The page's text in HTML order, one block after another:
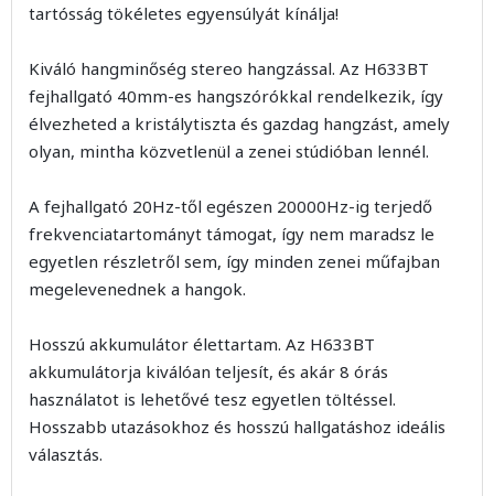
tartósság tökéletes egyensúlyát kínálja!
Kiváló hangminőség stereo hangzással. Az H633BT
fejhallgató 40mm-es hangszórókkal rendelkezik, így
élvezheted a kristálytiszta és gazdag hangzást, amely
olyan, mintha közvetlenül a zenei stúdióban lennél.
A fejhallgató 20Hz-től egészen 20000Hz-ig terjedő
frekvenciatartományt támogat, így nem maradsz le
egyetlen részletről sem, így minden zenei műfajban
megelevenednek a hangok.
Hosszú akkumulátor élettartam. Az H633BT
akkumulátorja kiválóan teljesít, és akár 8 órás
használatot is lehetővé tesz egyetlen töltéssel.
Hosszabb utazásokhoz és hosszú hallgatáshoz ideális
választás.